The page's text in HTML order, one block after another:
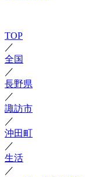
TOP
／
全国
／
長野県
／
諏訪市
／
沖田町
／
生活
／